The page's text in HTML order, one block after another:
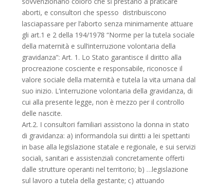
aborti, e consultori che spesso distribuiscono
lasciapassare per l’aborto senza minimamente attuare
gli art.1 e 2 della 194/1978 “Norme per la tutela sociale
della maternità e sull’interruzione volontaria della
gravidanza”: Art. 1. Lo Stato garantisce il diritto alla
procreazione cosciente e responsabile, riconosce il
valore sociale della maternità e tutela la vita umana dal
suo inizio. L’interruzione volontaria della gravidanza, di
cui alla presente legge, non è mezzo per il controllo
delle nascite.
Art.2. I consultori familiari assistono la donna in stato
di gravidanza: a) informandola sui diritti a lei spettanti
in base alla legislazione statale e regionale, e sui servizi
sociali, sanitari e assistenziali concretamente offerti
dalle strutture operanti nel territorio; b) …legislazione
sul lavoro a tutela della gestante; c) attuando